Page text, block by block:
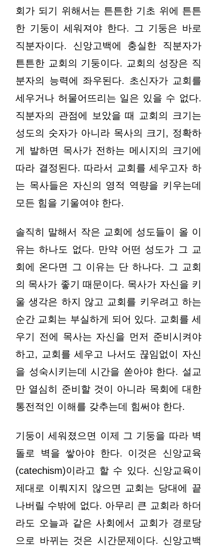
회가 되기 위해서는 튼튼한 기초 위에 튼튼
한 기둥이 세워져야 한다. 그 기둥은 바로
직분자이다. 신앙고백에 충실한 직분자가
튼튼한 교회의 기둥이다. 교회의 성장은 직
분자의 능력에 좌우된다. 초신자가 교회를
세우거나 허물어뜨리는 일은 있을 수 없다.
직분자의 관점에 보았을 때 교회의 크기는
성도의 숫자가 아니라 목사의 크기, 정확하
게 발하면 목사가 전하는 메시지의 크기에
따라 결정된다. 따라서 교회를 세우고자 하
는 목사들은 자신의 영적 역량을 키우는데
모든 힘을 기울여야 한다.
솔직히 말해서 작은 교회에 성도들이 올 이
유는 하나도 없다. 만약 어떤 성도가 그 교
회에 온다면 그 이유는 단 하나다. 그 교회
의 목사가 좋기 때문이다. 목사가 자신을 키
울 생각은 하지 않고 교회를 키우려고 하는
순간 교회는 부실하게 되어 있다. 교회를 세
우기 전에 목사는 자신을 먼저 준비시켜야
하고, 교회를 세우고 나서도 끊임없이 자신
을 성숙시키는데 시간을 쏟아야 한다. 설교
만 열심히 준비할 것이 아니라 목회에 대한
통전적인 이해를 갖추는데 힘써야 한다.
기둥이 세워졌으면 이제 그 기둥을 따라 벽
돌로 벽을 쌓아야 한다. 이것은 신앙교육
(catechism)이라고 할 수 있다. 신앙교육이
제대로 이뤄지지 않으면 교회는 당대에 끝
나버릴 수밖에 없다. 아무리 큰 교회라 하더
라도 오늘과 같은 사회에서 교회가 경로당
으로 바뀌는 것은 시간문제이다. 신앙고백